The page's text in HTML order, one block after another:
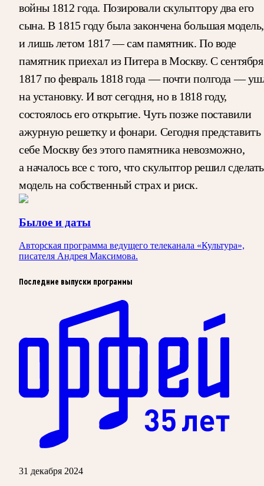
войны 1812 года. Позировали скульптору два его
сына. В 1815 году была закончена большая модель,
и лишь летом 1817 — сам памятник. По воде
памятник приехал из Питера в Москву. С сентября
1817 по февраль 1818 года — почти полгода —
на установку. И вот сегодня, но в 1818 году,
состоялось его открытие. Чуть позже поставили
ажурную решетку и фонари. Сегодня представить
себе Москву без этого памятника невозможно,
а началось все с того, что скульптор решил сделать
модель на собственный страх и риск.
Былое и даты
Авторская программа ведущего телеканала «Культура»,
писателя Андрея Максимова.
Последние выпуски программы
31 декабря 2024